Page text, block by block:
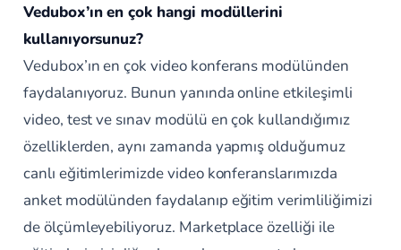
Vedubox’ın en çok hangi modüllerini
kullanıyorsunuz?
Vedubox’ın en çok video konferans modülünden
faydalanıyoruz. Bunun yanında online etkileşimli
video, test ve sınav modülü en çok kullandığımız
özelliklerden, aynı zamanda yapmış olduğumuz
canlı eğitimlerimizde video konferanslarımızda
anket modülünden faydalanıp eğitim verimliliğimizi
de ölçümleyebiliyoruz. Marketplace özelliği ile